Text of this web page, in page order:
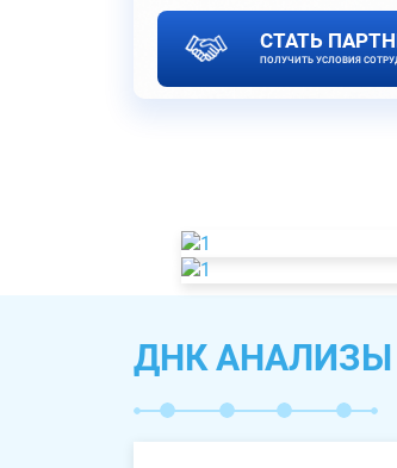
СТАТЬ
ПОЛУЧИТЬ УСЛОВИЯ
ДНК АНАЛИЗЫ